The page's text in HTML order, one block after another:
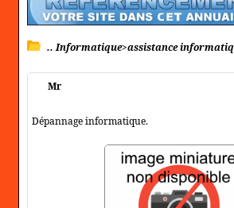
.. Informatique>assistance
Mr
Dépannage informatique.